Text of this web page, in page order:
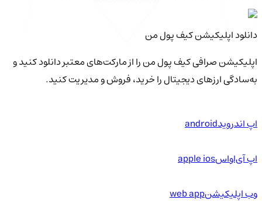
دانلود اپلیکیشن کیف‌ پول من
اپلیکیشن صرافی کیف پول من را از مارکت‌های معتبر دانلود کنید و
به‌سادگی ارزهای دیجیتال را خرید، فروش و مدیریت کنید.
اپ اندرویدandroid
اپ آی‌او‌اسapple ios
وب اپلیکیشنweb app